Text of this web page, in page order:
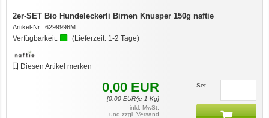
Ente, Reis und Karotten 400g BioPur Bio Hundefutter
2er-SET Bio Hundeleckerli Birnen Knusper 150g naftie
Artikel-Nr.: 6299996M
Verfügbarkeit: (Lieferzeit: 1-2 Tage)
Diesen Artikel merken
0,00 EUR
[0,00EUR/je 1 Kg]
inkl. MwSt.
und zzgl. Versand
Set